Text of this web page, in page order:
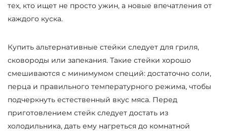
тех, кто ищет не просто ужин, а новые впечатления от
каждого куска.
Купить альтернативные стейки следует для гриля,
сковороды или запекания. Такие стейки хорошо
смешиваются с минимумом специй: достаточно соли,
перца и правильного температурного режима, чтобы
подчеркнуть естественный вкус мяса. Перед
приготовлением стейк следует достать из
холодильника, дать ему нагреться до комнатной